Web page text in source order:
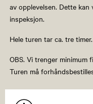
av opplevelsen. Dette
inspeksjon.
Hele turen tar ca. tre timer.
OBS. Vi trenger minimum
Turen må